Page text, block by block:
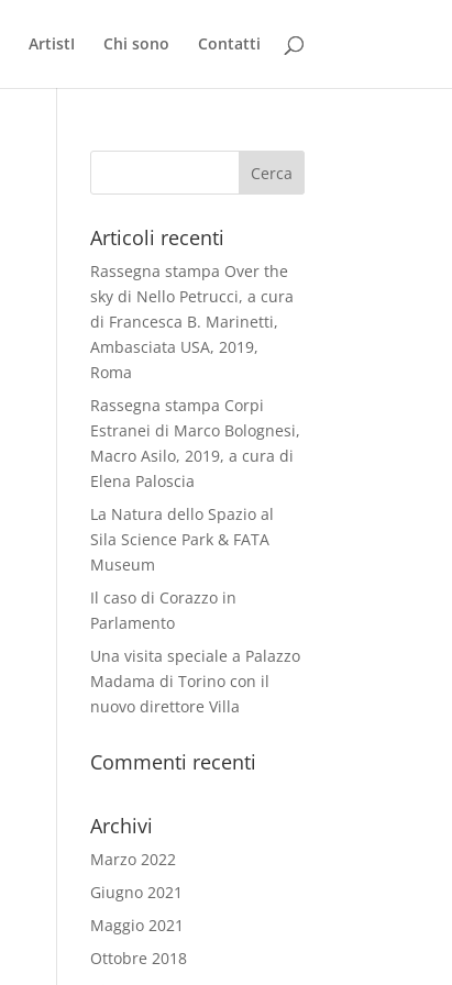
ArtistI Chi sono Contatti
Articoli recenti
Rassegna stampa Over the
sky di Nello Petrucci, a cura
di Francesca B. Marinetti,
Ambasciata USA, 2019,
Roma
Rassegna stampa Corpi
Estranei di Marco Bolognesi,
Macro Asilo, 2019, a cura di
Elena Paloscia
La Natura dello Spazio al
Sila Science Park & FATA
Museum
Il caso di Corazzo in
Parlamento
Una visita speciale a Palazzo
Madama di Torino con il
nuovo direttore Villa
Commenti recenti
Archivi
Marzo 2022
Giugno 2021
Maggio 2021
Ottobre 2018